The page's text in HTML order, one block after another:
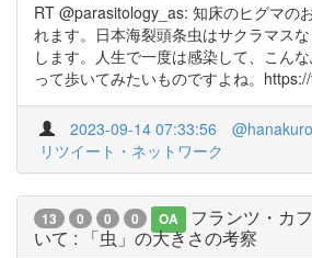
RT @parasitology_as: 知床のヒグマの
れます。日本海裂頭条虫はサクラマス
します。人生で一度は感染して、こん
って歩いてみたいものですよね。
2023-09-14 07:33:56
リツイート・ネットワーク
13 0 0 0 OA
フランツ・カ
いて : 「虫」の大きさの考察